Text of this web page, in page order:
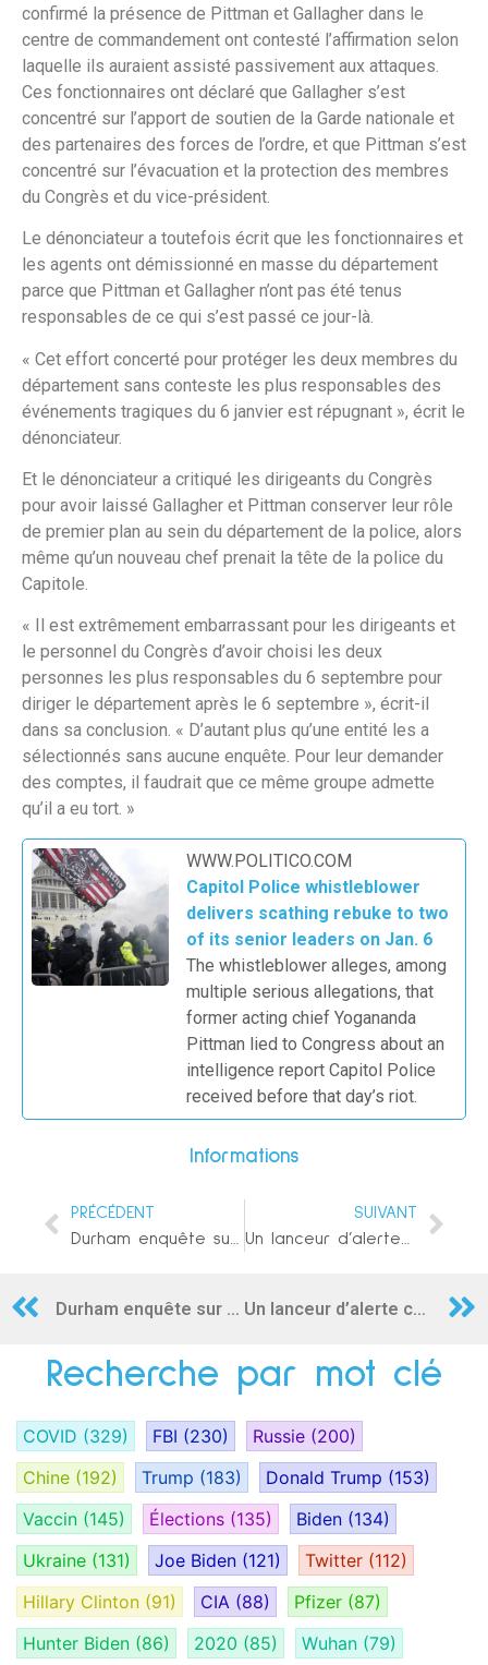
confirmé la présence de Pittman et Gallagher dans le
centre de commandement ont contesté l’affirmation selon
laquelle ils auraient assisté passivement aux attaques.
Ces fonctionnaires ont déclaré que Gallagher s’est
concentré sur l’apport de soutien de la Garde nationale et
des partenaires des forces de l’ordre, et que Pittman s’est
concentré sur l’évacuation et la protection des membres
du Congrès et du vice-président.
Le dénonciateur a toutefois écrit que les fonctionnaires et
les agents ont démissionné en masse du département
parce que Pittman et Gallagher n’ont pas été tenus
responsables de ce qui s’est passé ce jour-là.
« Cet effort concerté pour protéger les deux membres du
département sans conteste les plus responsables des
événements tragiques du 6 janvier est répugnant », écrit le
dénonciateur.
Et le dénonciateur a critiqué les dirigeants du Congrès
pour avoir laissé Gallagher et Pittman conserver leur rôle
de premier plan au sein du département de la police, alors
même qu’un nouveau chef prenait la tête de la police du
Capitole.
« Il est extrêmement embarrassant pour les dirigeants et
le personnel du Congrès d’avoir choisi les deux
personnes les plus responsables du 6 septembre pour
diriger le département après le 6 septembre », écrit-il
dans sa conclusion. « D’autant plus qu’une entité les a
sélectionnés sans aucune enquête. Pour leur demander
des comptes, il faudrait que ce même groupe admette
qu’il a eu tort. »
WWW.POLITICO.COM
Capitol Police whistleblower
delivers scathing rebuke to two
of its senior leaders on Jan. 6
The whistleblower alleges, among
multiple serious allegations, that
former acting chief Yogananda
Pittman lied to Congress about an
intelligence report Capitol Police
received before that day’s riot.
Informations
PRÉCÉDENT
Durham enquête sur les prestataires du Pentagone qui ont aidé l’équipe de campagne d’Hillary Clinton à monter une histoire fictive entre la Russie et Trump
SUIVANT
Un lanceur d’alerte chinois révèle que le COVID-19 était une arme biologique planifiée par l’Armée Populaire de Libération
Durham enquête sur les prestataires du Pentagone qui ont aidé l’équipe de campagne d’Hillary Clinton à monter une histoire fictive entre la Russie et Trump Un lanceur d’alerte chinois révèle que le COVID-19 était une arme biologique planifiée par l’Armée Populaire de Libération
Recherche par mot clé
COVID (329) FBI (230) Russie (200)
Chine (192) Trump (183) Donald Trump (153)
Vaccin (145) Élections (135) Biden (134)
Ukraine (131) Joe Biden (121) Twitter (112)
Hillary Clinton (91) CIA (88) Pfizer (87)
Hunter Biden (86) 2020 (85) Wuhan (79)